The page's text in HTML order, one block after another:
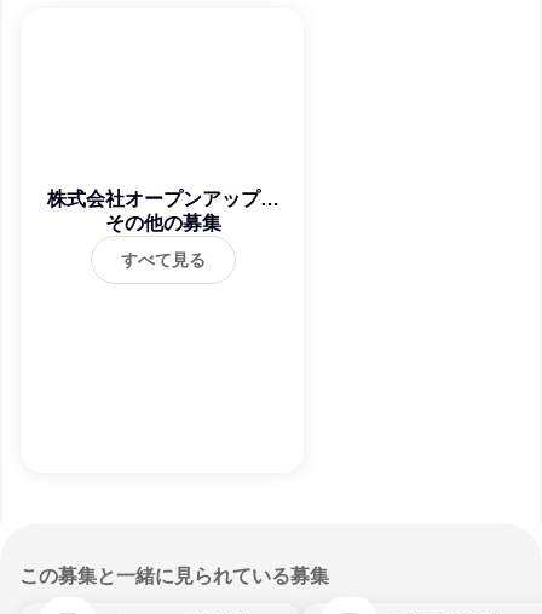
株式会社オープンアップネ
クストエンジニア
その他の募集
すべて見る
この募集と一緒に見られている募集